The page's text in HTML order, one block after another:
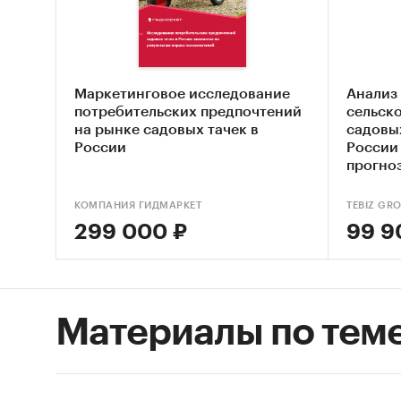
2015
Маркетинговое исследование
потребительских предпочтений
на рынке садовых тачек в
России
КОМПАНИЯ ГИДМАРКЕТ
299 000 ₽
России
TEBIZ
99
Материалы по